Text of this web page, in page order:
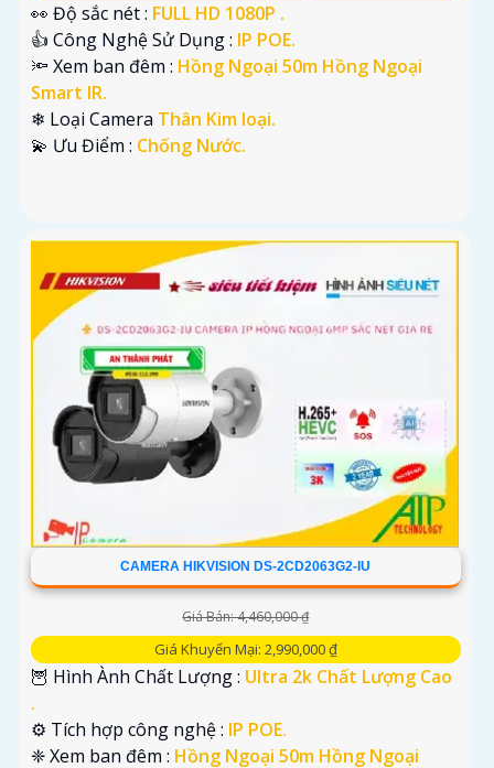
👀 Độ sắc nét : FULL HD 1080P .
👍 Công Nghệ Sử Dụng : IP POE.
🔦 Xem ban đêm : Hồng Ngoại 50m Hồng Ngoại
Smart IR.
❄ Loại Camera Thân Kim loại.
️💫 Ưu Điểm : Chống Nước.
CAMERA HIKVISION DS-2CD2063G2-IU
Giá Bán: 4,460,000 ₫
Giá Khuyến Mại: 2,990,000 ₫
🦉 Hình Ành Chất Lượng : Ultra 2k Chất Lượng Cao
.
⚙ Tích hợp công nghệ : IP POE.
❈ Xem ban đêm : Hồng Ngoại 50m Hồng Ngoại